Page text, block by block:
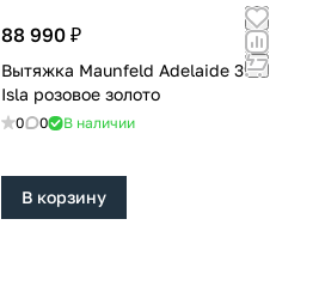
88 990 ₽
Вытяжка Maunfeld Adelaide 39
Isla розовое золото
0 0 В наличии
В корзину